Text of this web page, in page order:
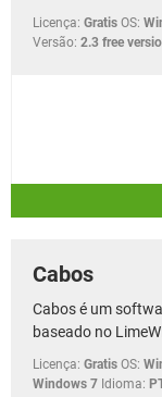
Licença: Gratis OS:
Versão: 2.3 free
Cabos
Cabos é um
baseado no
Licença: Gratis OS:
Windows 7 Idioma: